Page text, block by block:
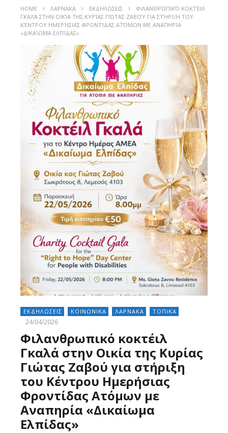
HOME ΛΑΡΝΑΚΑ ΕΚΔΗΛΩΣΕΙΣ
ΦΙΛΑΝΘΡΩΠΙΚΌ ΚΟΚΤΈΙΛ
ΓΚΑΛΆ ΣΤΗΝ ΟΙΚΊΑ ΤΗΣ ΚΥΡΊΑΣ ΓΙΏΤΑΣ ΖΑΒΟΎ ΓΙΑ ΣΤΉΡΙΞΗ ΤΟΥ
ΚΈΝΤΡΟΥ ΗΜΕΡΉΣΙΑΣ ΦΡΟΝΤΊΔΑΣ ΑΤΌΜΩΝ ΜΕ ΑΝΑΠΗΡΊΑ
«ΔΙΚΑΊΩΜΑ ΕΛΠΊΔΑΣ»
ΕΚΔΗΛΩΣΕΙΣ ΚΟΙΝΩΝΙΚΑ ΛΑΡΝΑΚΑ ΤΟΠΙΚΑ
24/04/2026
Φιλανθρωπικό κοκτέιλ
Γκαλά στην Οικία της Κυρίας
Γιώτας Ζαβού για στήριξη
του Κέντρου Ημερήσιας
Φροντίδας Ατόμων με
Αναπηρία «Δικαίωμα
Ελπίδας»